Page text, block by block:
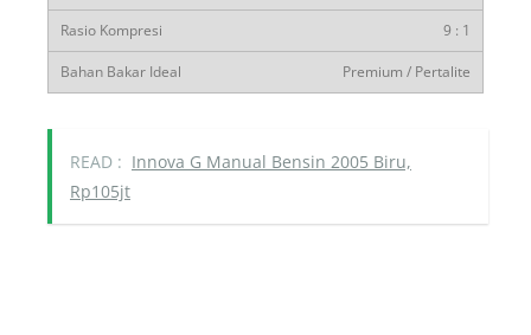
9 : 1
Premium / Pertalite
READ : Innova G Manual Bensin 2005 Biru,
Rp105jt